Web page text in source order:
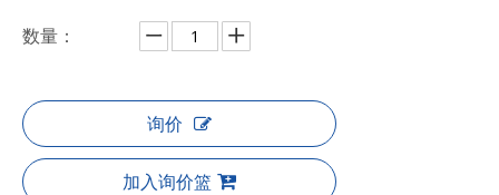
数量：
询价
加入询价篮